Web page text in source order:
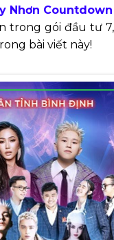
Nhơn
trong gói đầu tư
bài viết này!